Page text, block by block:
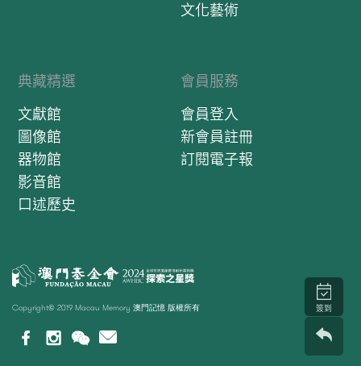
文化藝術
典藏精選
文獻館
圖像館
器物館
影音館
口述歷史
會員服務
會員登入
新會員註冊
訂閱電子報
Copyright© 2019 Macau Memory 澳門記憶 版權所有 簽到